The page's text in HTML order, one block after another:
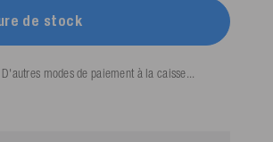
de stock
D'autres modes de paiement à la caisse...